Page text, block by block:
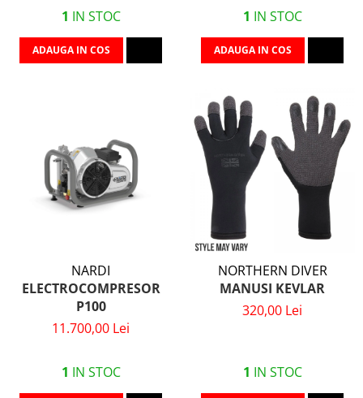
1 IN STOC
ADAUGA IN COS
1 IN STOC
ADAUGA IN COS
NARDI
ELECTROCOMPRESOR
P100
11.700,00 Lei
1 IN STOC
NORTHERN DIVER
MANUSI KEVLAR
320,00 Lei
1 IN STOC